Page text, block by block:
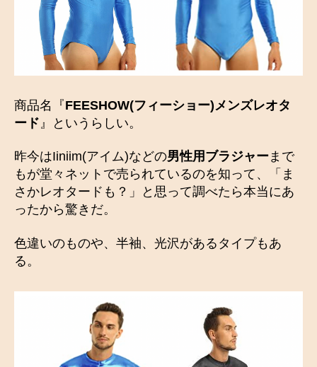
商品名『FEESHOW(フィーショー)メンズレオタ
ード 』というらしい。
昨今はIiniim(アイム)などの男性用ブラジャーまで
もが堂々ネットで売られているのを知って、「ま
さかレオタードも？」と思って調べたら本当にあ
ったから驚きだ。
色違いのものや、半袖、光沢があるタイプもあ
る。